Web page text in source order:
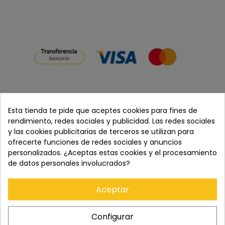
Cómpralo con
+
Precio total: 723,00 €
Añadir ambos al carrito
Esta tienda te pide que aceptes cookies para fines de
rendimiento, redes sociales y publicidad. Las redes sociales
y las cookies publicitarias de terceros se utilizan para
ofrecerte funciones de redes sociales y anuncios
personalizados. ¿Aceptas estas cookies y el procesamiento
de datos personales involucrados?
Aceptar
Configurar